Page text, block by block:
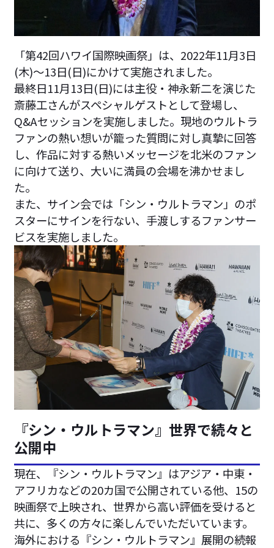
「第42回ハワイ国際映画祭」は、2022年11月3日
(木)～13日(日)にかけて実施されました。
最終日11月13日(日)には主役・神永新二を演じた
斎藤工さんがスペシャルゲストとして登場し、
Q&Aセッションを実施しました。現地のウルトラ
ファンの熱い想いが籠った質問に対し真摯に回答
し、作品に対する熱いメッセージを北米のファン
に向けて送り、大いに満員の会場を沸かせまし
た。
また、サイン会では「シン・ウルトラマン」のポ
スターにサインを行ない、手渡しするファンサー
ビスを実施しました。
『シン・ウルトラマン』世界で続々と
公開中
現在、『シン・ウルトラマン』はアジア・中東・
アフリカなどの20カ国で公開されている他、15の
映画祭で上映され、世界から高い評価を受けると
共に、多くの方々に楽しんでいただいています。
海外における『シン・ウルトラマン』展開の続報